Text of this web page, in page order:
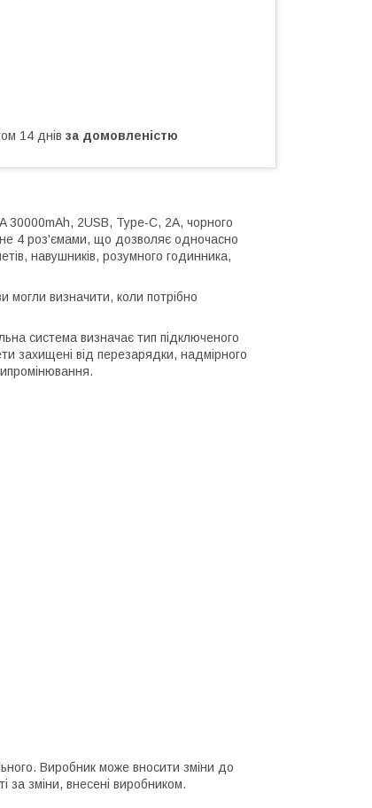
14 днів за домовленістю
30000mAh, 2USB, Type-C, 2A, чорного
4 роз'ємами, що дозволяє одночасно
навушників, розумного годинника,
визначити, коли потрібно
система визначає тип підключеного
захищені від перезарядки, надмірного
Виробник може вносити зміни до
за зміни, внесені виробником.